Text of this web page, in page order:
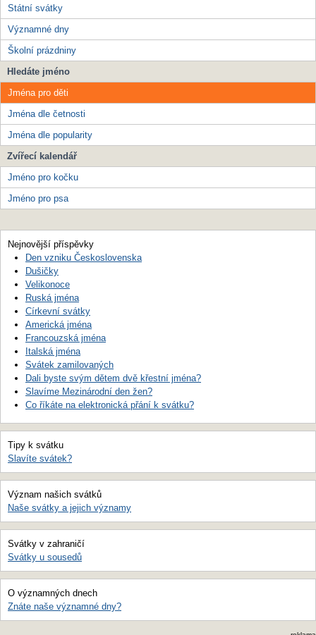
Státní svátky
Významné dny
Školní prázdniny
Hledáte jméno
Jména pro děti
Jména dle četnosti
Jména dle popularity
Zvířecí kalendář
Jméno pro kočku
Jméno pro psa
Nejnovější příspěvky
Den vzniku Československa
Dušičky
Velikonoce
Ruská jména
Církevní svátky
Americká jména
Francouzská jména
Italská jména
Svátek zamilovaných
Dali byste svým dětem dvě křestní jména?
Slavíme Mezinárodní den žen?
Co říkáte na elektronická přání k svátku?
Tipy k svátku
Slavíte svátek?
Význam našich svátků
Naše svátky a jejich významy
Svátky v zahraničí
Svátky u sousedů
O významných dnech
Znáte naše významné dny?